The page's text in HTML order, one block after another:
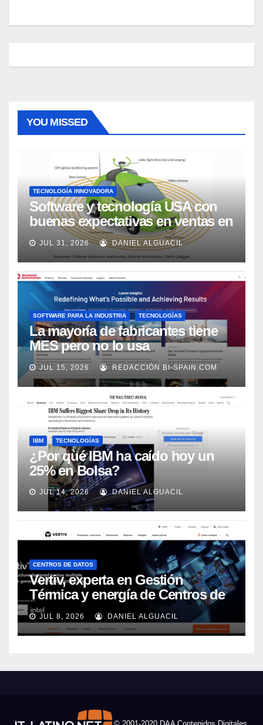
YOU MISSED
TECNOLOGÍA INNOVADORA
Software y tecnología USA con
buenas expectativas en ventas en
los próximos 2 años, según
Market Watch
JUL 31, 2026 DANIEL ALGUACIL
SOFTWARE PARA LA INDUSTRIA TECNOLOGÍAS
La mayoría de fabricantes tiene
MES pero no lo usa
adecuadamente, según Rockwell
Automation
JUL 15, 2026 REDACCIÓN BI-SPAIN.COM
IBM TECNOLOGÍAS
¿Por qué IBM ha caído hoy un
25% en Bolsa?
JUL 14, 2026 DANIEL ALGUACIL
CENTROS DE DATOS
Vertiv, experta en Gestión
Térmica y energía de Centros de
Datos, sigue su crecimiento
imparable
JUL 8, 2026 DANIEL ALGUACIL